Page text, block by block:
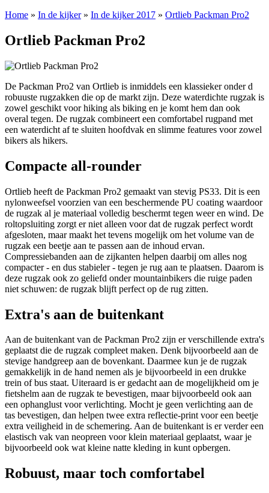
Home » In de kijker» In de kijker 2017 » Ortlieb Packman Pro2
Ortlieb Packman Pro2
De Packman Pro2 van Ortlieb is inmiddels een klassieker onder d
robuuste rugzakken die op de markt zijn. Deze waterdichte rugzak is
zowel geschikt voor hiking als biking en je komt hem dan ook
overal tegen. De rugzak combineert een comfortabel rugpand met
een waterdicht af te sluiten hoofdvak en slimme features voor zowel
bikers als hikers.
Compacte all-rounder
Ortlieb heeft de Packman Pro2 gemaakt van stevig PS33. Dit is een
nylonweefsel voorzien van een beschermende PU coating waardoor
de rugzak al je materiaal volledig beschermt tegen weer en wind. De
roltopsluiting zorgt er niet alleen voor dat de rugzak perfect wordt
afgesloten, maar maakt het tevens mogelijk om het volume van de
rugzak een beetje aan te passen aan de inhoud ervan.
Compressiebanden aan de zijkanten helpen daarbij om alles nog
compacter - en dus stabieler - tegen je rug aan te plaatsen. Daarom is
deze rugzak ook zo geliefd onder mountainbikers die ruige paden
niet schuwen: de rugzak blijft perfect op de rug zitten.
Extra's aan de buitenkant
Aan de buitenkant van de Packman Pro2 zijn er verschillende extra's
geplaatst die de rugzak compleet maken. Denk bijvoorbeeld aan de
stevige handgreep aan de bovenkant. Daarmee kun je de rugzak
gemakkelijk in de hand nemen als je bijvoorbeeld in een drukke
trein of bus staat. Uiteraard is er gedacht aan de mogelijkheid om je
fietshelm aan de rugzak te bevestigen, maar bijvoorbeeld ook aan
een ophanglust voor verlichting. Mocht je geen verlichting aan de
tas bevestigen, dan helpen twee extra reflectie-print voor een beetje
extra veiligheid in de schemering. Aan de buitenkant is er verder een
elastisch vak van neopreen voor klein materiaal geplaatst, waar je
bijvoorbeeld ook wat kleine natte kleding in kunt opbergen.
Robuust, maar toch comfortabel